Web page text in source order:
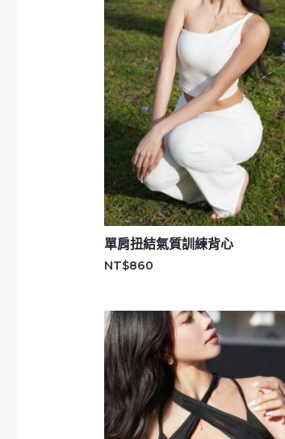
單肩扭結氣質訓練背心
NT$860